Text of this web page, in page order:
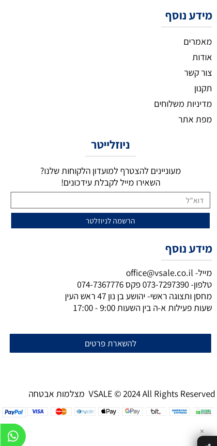
מידע נוסף
מאמרים
אודות
צור קשר
תקנון
מדיניות משלוחים
מפת אתר
ניוזלייטר
מעוניינים להצטרף למועדון הלקוחות שלנו?
השאירו מייל לקבלת עידכונים!
מידע נוסף
מייל- office@vsale.co.il
טלפון-073-7297390פקס 074-7367776
מחסן ותצוגה ראשי- יהושע בן נון 47 ראש העין
שעות פעילות א-ה בין השעות 9:00 - 17:00
להשארת פרטים
מצלמות אבטחה VSALE © 2024 All Rights Reserved
✕